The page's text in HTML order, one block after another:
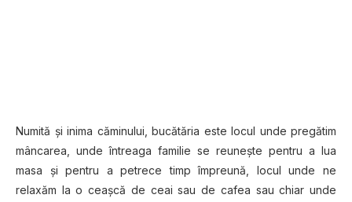
Numită şi inima căminului, bucătăria este locul unde pregătim
mâncarea, unde întreaga familie se reuneşte pentru a lua
masa şi pentru a petrece timp împreună, locul unde ne
relaxăm la o ceaşcă de ceai sau de cafea sau chiar unde